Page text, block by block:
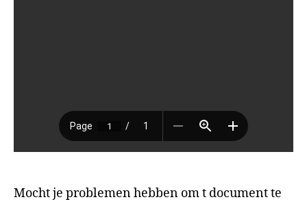
Mocht je problemen hebben om t document te